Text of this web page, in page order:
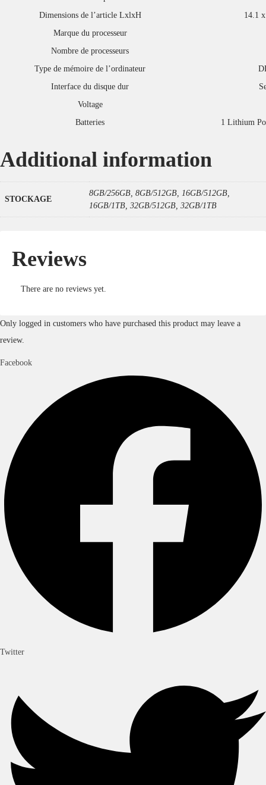
Dimensions de l’article LxlxH
‎14.1
Marque du processeur
Nombre de processeurs
Type de mémoire de l’ordinateur
Interface du disque dur
Voltage
Batteries
1 Lithium
Additional information
STOCKAGE
8GB/256GB, 8GB/512GB, 16GB/512GB,
16GB/1TB, 32GB/512GB, 32GB/1TB
Reviews
There are no reviews yet.
Only logged in customers who have purchased this product may leave a
review.
Facebook
Twitter